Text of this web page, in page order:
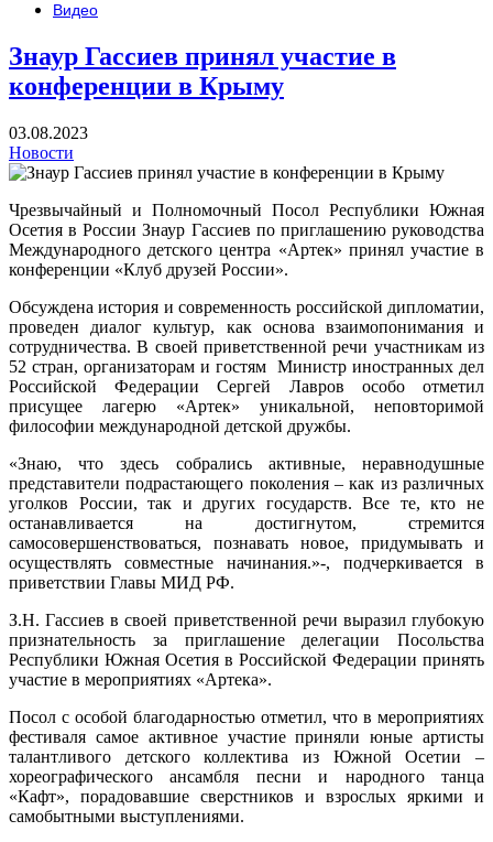
Видео
Знаур Гассиев принял участие в
конференции в Крыму
03.08.2023
Новости
Чрезвычайный и Полномочный Посол Республики Южная
Осетия в России Знаур Гассиев по приглашению руководства
Международного детского центра «Артек» принял участие в
конференции «Клуб друзей России».
Обсуждена история и современность российской дипломатии,
проведен диалог культур, как основа взаимопонимания и
сотрудничества. В своей приветственной речи участникам из
52 стран, организаторам и гостям Министр иностранных дел
Российской Федерации Сергей Лавров особо отметил
присущее лагерю «Артек» уникальной, неповторимой
философии международной детской дружбы.
«Знаю, что здесь собрались активные, неравнодушные
представители подрастающего поколения – как из различных
уголков России, так и других государств. Все те, кто не
останавливается на достигнутом, стремится
самосовершенствоваться, познавать новое, придумывать и
осуществлять совместные начинания.»-, подчеркивается в
приветствии Главы МИД РФ.
З.Н. Гассиев в своей приветственной речи выразил глубокую
признательность за приглашение делегации Посольства
Республики Южная Осетия в Российской Федерации принять
участие в мероприятиях «Артека».
Посол с особой благодарностью отметил, что в мероприятиях
фестиваля самое активное участие приняли юные артисты
талантливого детского коллектива из Южной Осетии –
хореографического ансамбля песни и народного танца
«Кафт», порадовавшие сверстников и взрослых яркими и
самобытными выступлениями.